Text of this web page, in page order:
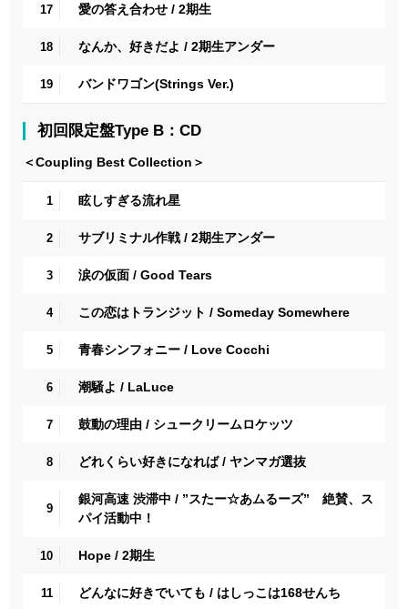
17 愛の答え合わせ / 2期生
18 なんか、好きだよ / 2期生アンダー
19 バンドワゴン(Strings Ver.)
初回限定盤Type B：CD
＜Coupling Best Collection＞
1 眩しすぎる流れ星
2 サブリミナル作戦 / 2期生アンダー
3 涙の仮面 / Good Tears
4 この恋はトランジット / Someday Somewhere
5 青春シンフォニー / Love Cocchi
6 潮騒よ / LaLuce
7 鼓動の理由 / シュークリームロケッツ
8 どれくらい好きになれば / ヤンマガ選抜
9
銀河高速 渋滞中 / ”スたー☆あムるーズ” 絶賛、ス
パイ活動中！
10 Hope / 2期生
11 どんなに好きでいても / はしっこは168せんち